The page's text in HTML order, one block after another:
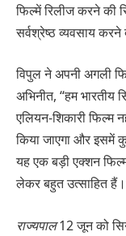
फिल्में रिलीज करने की
सर्वश्रेष्ठ व्यवसाय
विपुल ने अपनी अगली
अभिनीत, “हम भारतीय
एलियन-शिकारी फिल्म
किया जाएगा और इसमें
यह एक बड़ी एक्शन
लेकर बहुत उत्साहित
राज्यपाल12 जून को